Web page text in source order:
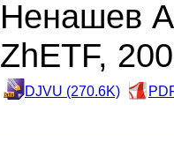
Ненашев
ZhETF,
DJVU (270.6K)